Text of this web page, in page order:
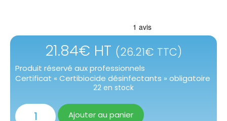
21.84€ HT (26.21€ TTC)
Produit réservé aux professionnels
Certificat « Certibiocide désinfectants » obligatoire
22 en stock
Ajouter au panier